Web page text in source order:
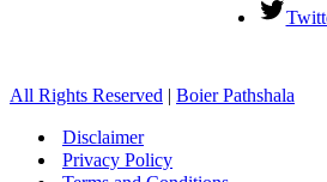
All Rights Reserved | Boier Pathshala
Disclaimer
Privacy Policy